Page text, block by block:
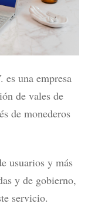
es una empresa
de vales de
de monederos
usuarios y más
y de gobierno,
servicio.